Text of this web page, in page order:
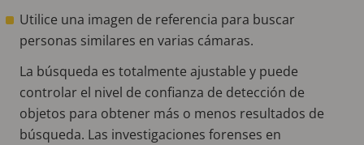
Utilice una imagen de referencia para buscar
personas similares en varias cámaras.
La búsqueda es totalmente ajustable y puede
controlar el nivel de confianza de detección de
objetos para obtener más o menos resultados de
búsqueda. Las investigaciones forenses en